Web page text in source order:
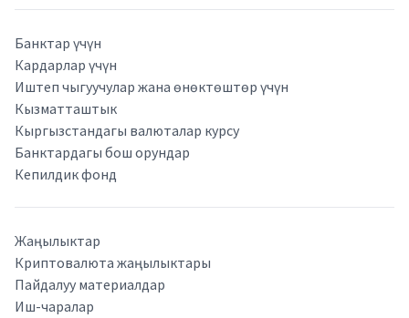
Банктар үчүн
Кардарлар үчүн
Иштеп чыгуучулар жана өнөктөштөр үчүн
Кызматташтык
Кыргызстандагы валюталар курсу
Банктардагы бош орундар
Кепилдик фонд
Жаңылыктар
Криптовалюта жаңылыктары
Пайдалуу материалдар
Иш-чаралар